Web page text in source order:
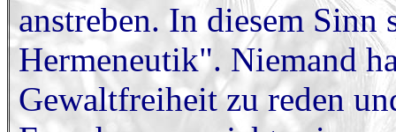
anstreben. In diesem
Hermeneutik". Niemand
Gewaltfreiheit zu reden